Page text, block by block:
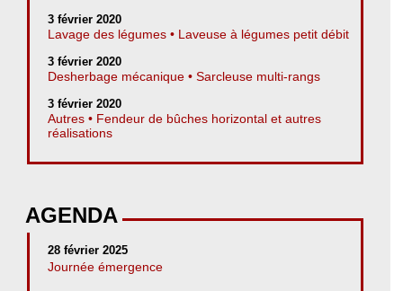
3 février 2020
Lavage des légumes • Laveuse à légumes petit débit
3 février 2020
Desherbage mécanique • Sarcleuse multi-rangs
3 février 2020
Autres • Fendeur de bûches horizontal et autres
réalisations
AGENDA
28 février 2025
Journée émergence